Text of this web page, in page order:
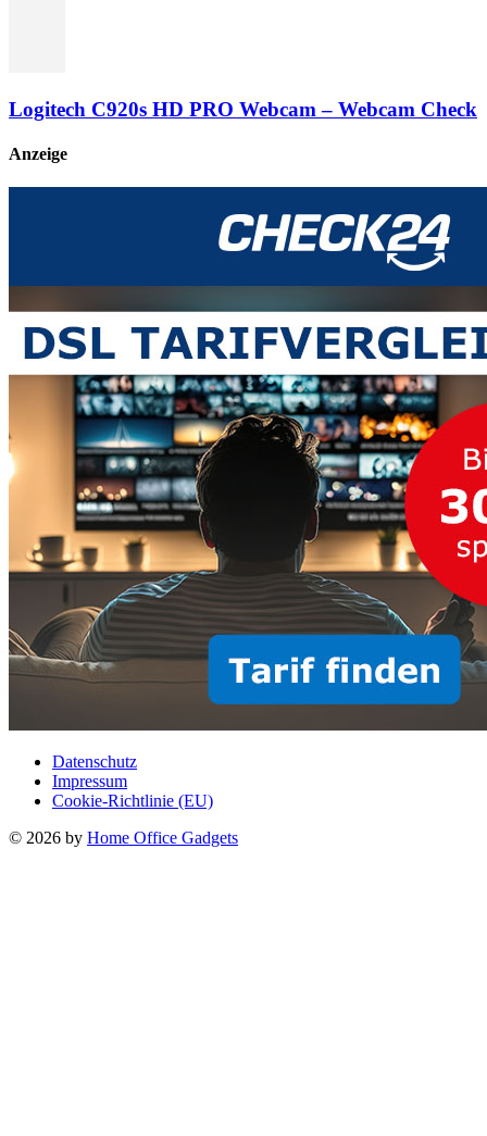
Logitech C920s HD PRO Webcam – Webcam Check
Anzeige
Datenschutz
Impressum
Cookie-Richtlinie (EU)
© 2026 by Home Office Gadgets